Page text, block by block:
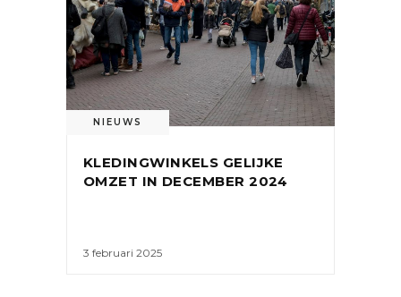
NIEUWS
KLEDINGWINKELS GELIJKE
OMZET IN DECEMBER 2024
3 februari 2025